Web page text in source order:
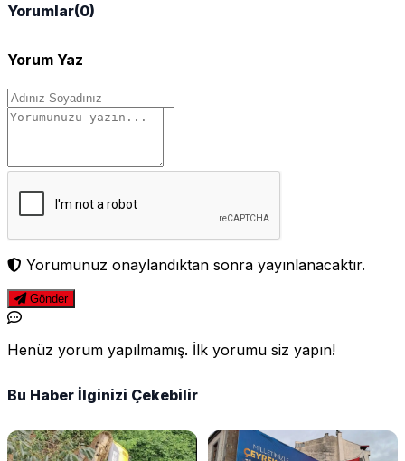
Yorumlar(0)
Yorum Yaz
Yorumunuz onaylandıktan sonra yayınlanacaktır.
Gönder
Henüz yorum yapılmamış. İlk yorumu siz yapın!
Bu Haber İlginizi Çekebilir